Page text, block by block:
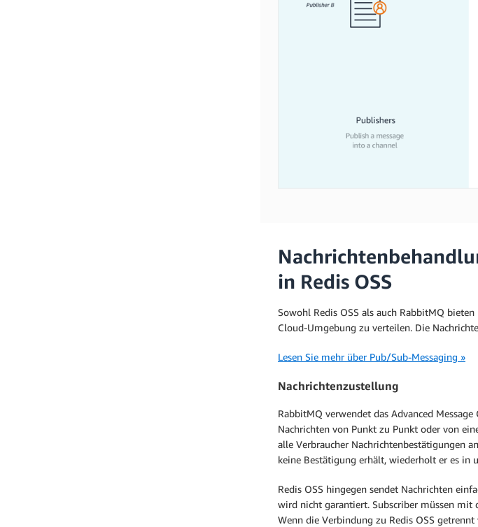
in Redis OSS
Sowohl Redis OSS als auch RabbitMQ
Cloud-Umgebung zu verteilen. Die
Lesen Sie mehr über Pub/Sub-Messaging »
Nachrichtenzustellung
RabbitMQ verwendet das Advanced
Nachrichten von Punkt zu Punkt oder von
alle Verbraucher Nachrichtenbestätigungen
keine Bestätigung erhält, wiederholt er es in
Redis OSS hingegen sendet Nachrichten
wird nicht garantiert. Subscriber müssen mit
Wenn die Verbindung zu Redis OSS